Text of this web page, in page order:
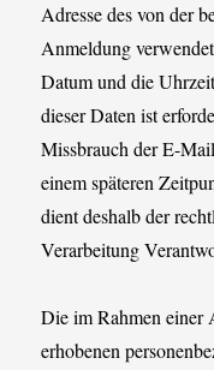
Adresse des von der
Anmeldung
Datum und die
dieser Daten ist
Missbrauch der E-
einem späteren
dient deshalb der
Verarbeitung
Die im Rahmen einer
erhobenen